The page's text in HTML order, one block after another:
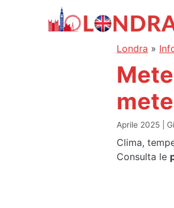
Londra »
Aprile 2025
Clima,
Consulta le